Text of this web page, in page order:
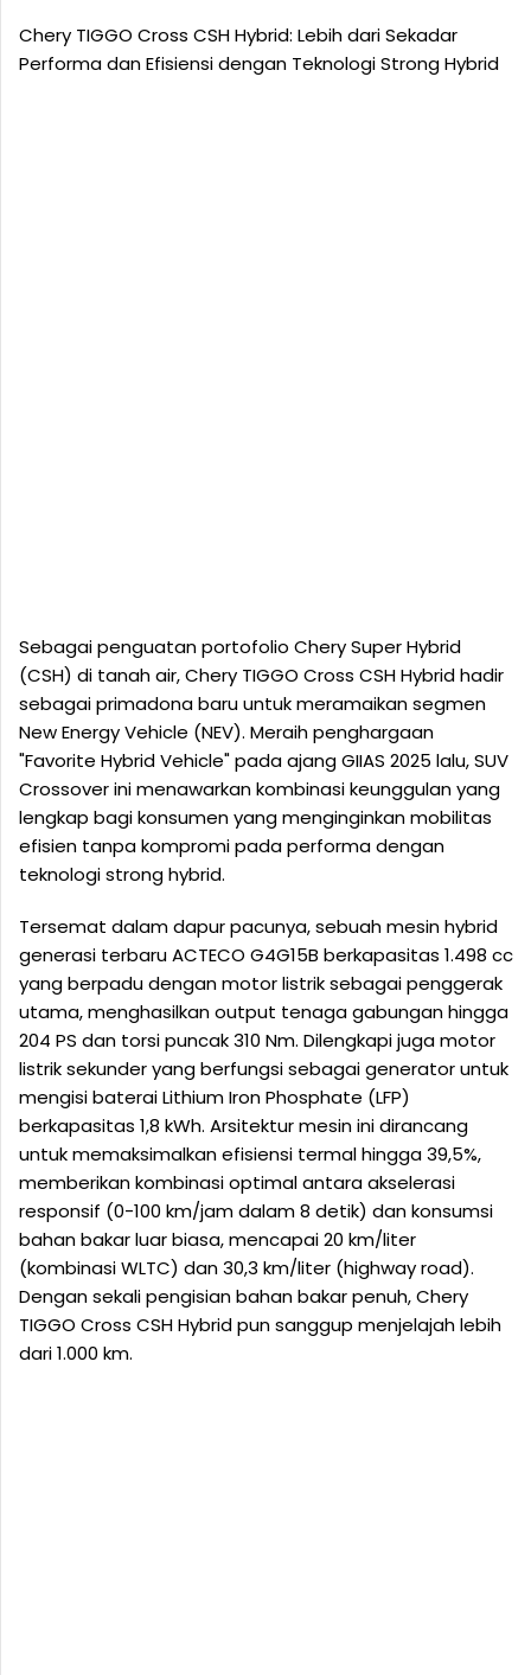
Chery TIGGO Cross CSH Hybrid: Lebih dari Sekadar
Performa dan Efisiensi dengan Teknologi Strong Hybrid
Sebagai penguatan portofolio Chery Super Hybrid
(CSH) di tanah air, Chery TIGGO Cross CSH Hybrid hadir
sebagai primadona baru untuk meramaikan segmen
New Energy Vehicle (NEV). Meraih penghargaan
"Favorite Hybrid Vehicle" pada ajang GIIAS 2025 lalu, SUV
Crossover ini menawarkan kombinasi keunggulan yang
lengkap bagi konsumen yang menginginkan mobilitas
efisien tanpa kompromi pada performa dengan
teknologi strong hybrid.
Tersemat dalam dapur pacunya, sebuah mesin hybrid
generasi terbaru ACTECO G4G15B berkapasitas 1.498 cc
yang berpadu dengan motor listrik sebagai penggerak
utama, menghasilkan output tenaga gabungan hingga
204 PS dan torsi puncak 310 Nm. Dilengkapi juga motor
listrik sekunder yang berfungsi sebagai generator untuk
mengisi baterai Lithium Iron Phosphate (LFP)
berkapasitas 1,8 kWh. Arsitektur mesin ini dirancang
untuk memaksimalkan efisiensi termal hingga 39,5%,
memberikan kombinasi optimal antara akselerasi
responsif (0-100 km/jam dalam 8 detik) dan konsumsi
bahan bakar luar biasa, mencapai 20 km/liter
(kombinasi WLTC) dan 30,3 km/liter (highway road).
Dengan sekali pengisian bahan bakar penuh, Chery
TIGGO Cross CSH Hybrid pun sanggup menjelajah lebih
dari 1.000 km.